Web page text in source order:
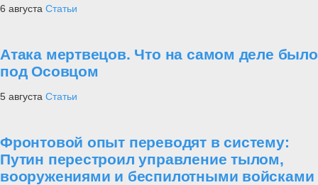
6 августа Статьи
Атака мертвецов. Что на самом деле было
под Осовцом
5 августа Статьи
Фронтовой опыт переводят в систему:
Путин перестроил управление тылом,
вооружениями и беспилотными войсками